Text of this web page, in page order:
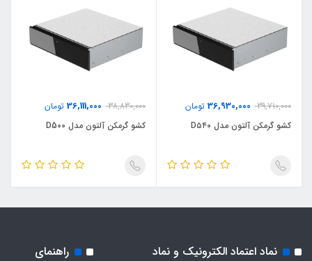
39,710,000
36,930,000 تومان
کشو گرمکن آلتون مدل D۵۴۰
38,830,000
36,111,000 تومان
کشو گرمکن آلتون مدل D500
نماد اعتماد الکترونیک و نماد
راهنمای